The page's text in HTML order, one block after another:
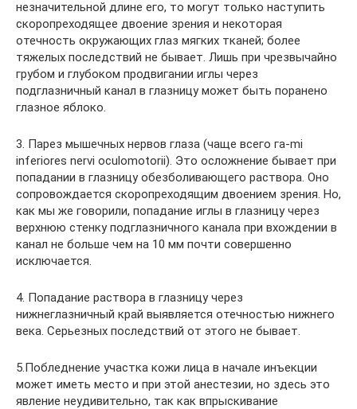
незначительной длине его, то могут только наступить
скоропреходящее двоение зрения и некоторая
отечность окружающих глаз мягких тканей; более
тяжелых последствий не бывает. Лишь при чрезвычайно
грубом и глубоком продвигании иглы через
подглазничный канал в глазницу может быть поранено
глазное яблоко.
3. Парез мышечных нервов глаза (чаще всего га-mi
inferiores nervi oculomotorii). Это осложнение бывает при
попадании в глазницу обезболивающего раствора. Оно
сопрово­ждается скоропреходящим двоением зрения. Но,
как мы же говорили, попадание иглы в глазницу через
верхнюю стенку подглазничного канала при вхождении в
канал не больше чем на 10 мм почти совершенно
исключается.
4. Попадание раствора в глазницу через
нижнеглазничный край выявляется отечностью нижнего
века. Серьезных последствий от этого не бывает.
5.Побледнение участка кожи лица в начале инъекции
может иметь место и при этой анестезии, но здесь это
явление неудивительно, так как впрыскивание